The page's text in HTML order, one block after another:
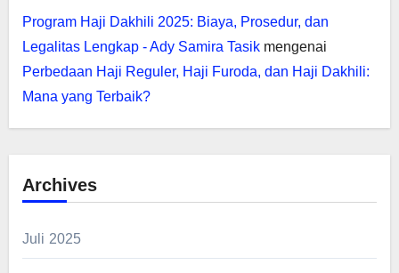
Program Haji Dakhili 2025: Biaya, Prosedur, dan
Legalitas Lengkap - Ady Samira Tasikmengenai
Perbedaan Haji Reguler, Haji Furoda, dan Haji Dakhili:
Mana yang Terbaik?
Archives
Juli 2025